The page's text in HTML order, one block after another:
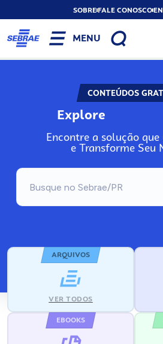
SOBREFALE CONOSCO
MENU
CONTEÚDOS
Explore
Encontre a solução que
e Transforme Seu
ARQUIVOS
VER TODOS
EBOOKS